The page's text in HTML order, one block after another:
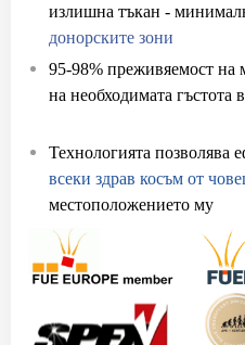
излишна тъкан -
донорските зони
95-98% преживяемост на
на необходимата гъстота
Технологията позволява
всеки здрав косъм от
местоположението му